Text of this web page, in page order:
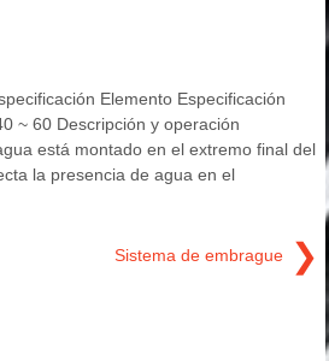
Elemento Especificación
~ 60 Descripción y operación
está montado en el extremo final del
la presencia de agua en el
Sistema de embrague ❯